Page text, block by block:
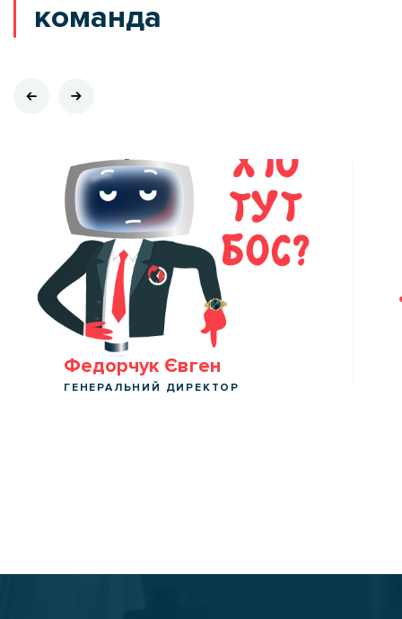
команда
Федорчук Євген
ГЕНЕРАЛЬНИЙ ДИРЕКТОР